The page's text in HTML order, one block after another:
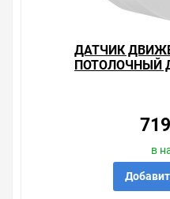
ДАТЧИК
ПОТОЛОЧНЫЙ
в